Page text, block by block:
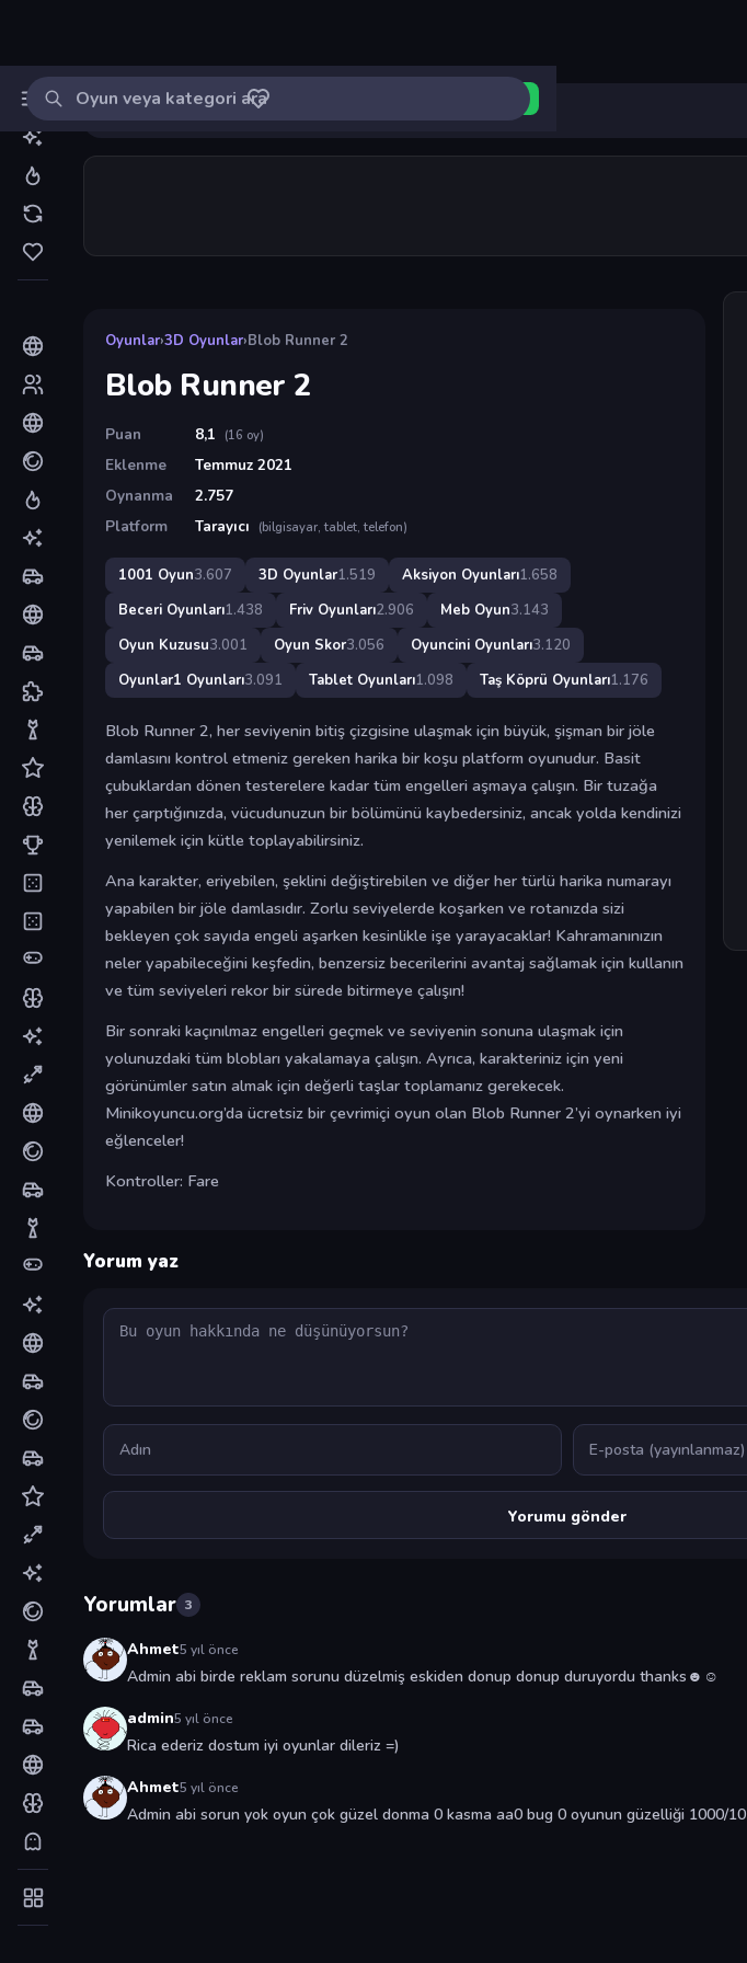
MinikOyuncu
Oyun ara
Oyunu başlat
Blob Runner 2
Oyunlar›3D Oyunlar›Blob Runner 2
Blob Runner 2
Puan 8,1 (16 oy)
Eklenme
Temmuz 2021
Oynanma
2.757
Platform
Tarayıcı (bilgisayar, tablet, telefon)
1001 Oyun3.607 3D Oyunlar1.519 Aksiyon Oyunları1.658
Beceri Oyunları1.438 Friv Oyunları2.906 Meb Oyun3.143
Oyun Kuzusu3.001 Oyun Skor3.056 Oyuncini Oyunları3.120
Oyunlar1 Oyunları3.091 Tablet Oyunları1.098 Taş Köprü Oyunları1.176
Blob Runner 2, her seviyenin bitiş çizgisine ulaşmak için büyük, şişman bir jöle
damlasını kontrol etmeniz gereken harika bir koşu platform oyunudur. Basit
çubuklardan dönen testerelere kadar tüm engelleri aşmaya çalışın. Bir tuzağa
her çarptığınızda, vücudunuzun bir bölümünü kaybedersiniz, ancak yolda kendinizi
yenilemek için kütle toplayabilirsiniz.
Ana karakter, eriyebilen, şeklini değiştirebilen ve diğer her türlü harika numarayı
yapabilen bir jöle damlasıdır. Zorlu seviyelerde koşarken ve rotanızda sizi
bekleyen çok sayıda engeli aşarken kesinlikle işe yarayacaklar! Kahramanınızın
neler yapabileceğini keşfedin, benzersiz becerilerini avantaj sağlamak için kullanın
ve tüm seviyeleri rekor bir sürede bitirmeye çalışın!
Bir sonraki kaçınılmaz engelleri geçmek ve seviyenin sonuna ulaşmak için
yolunuzdaki tüm blobları yakalamaya çalışın. Ayrıca, karakteriniz için yeni
görünümler satın almak için değerli taşlar toplamanız gerekecek.
Minikoyuncu.org’da ücretsiz bir çevrimiçi oyun olan Blob Runner 2’yi oynarken iyi
eğlenceler!
Kontroller: Fare
Yorum yaz
Yorum
Ad E-posta
Yorumlar 3
Ahmet5 yıl önce
Admin abi birde reklam sorunu düzelmiş eskiden donup donup duruyordu thanks☻☺
admin5 yıl önce
Rica ederiz dostum iyi oyunlar dileriz =)
Ahmet5 yıl önce
Admin abi sorun yok oyun çok güzel donma 0 kasma aa0 bug 0 oyunun güzelliği 1000/10